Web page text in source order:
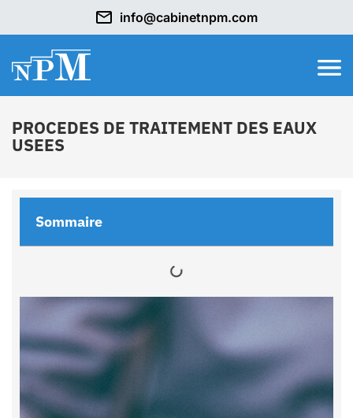
info@cabinetnpm.com
PROCEDES DE TRAITEMENT DES EAUX
USEES
Sommaire